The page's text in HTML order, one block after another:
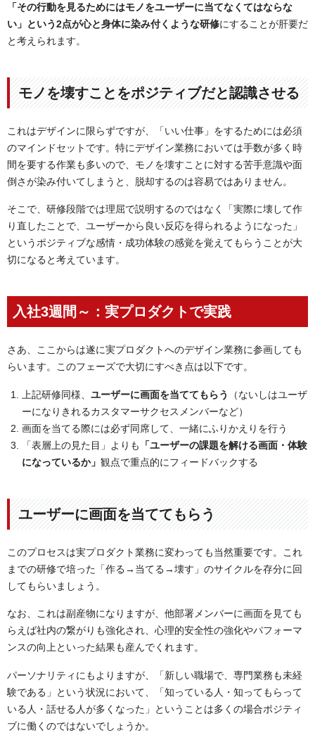
「その行動を見るためにはモノをユーザーに当てなくてはならな
い」という2点が心と身体に染み付くような研修にすることが肝要だ
と考えられます。
モノを壊すことをポジティブだと認識させる
これはデザインに限らずですが、「いい仕事」をするためには必須
のマインドセットです。特にデザイン業務においては手数が多く時
間を要する作業も多いので、モノを壊すことに対する苦手意識や面
倒さが染み付いてしまうと、脱却するのは容易ではありません。
そこで、研修段階では理屈で説明するのではなく「実際に壊して作
り直したことで、ユーザーから良い反応を得られるようになった」
というポジティブな感情・成功体験の感覚を覚えてもらうことが大
切になると考えています。
入社3週間～：実プロダクトで実践
さあ、ここからは遂に実プロダクトへのデザイン業務に参画しても
らいます。このフェーズで大切にすべき点は以下です。
上記研修同様、 ユーザーに画面を当ててもらう
（ないしはユーザ
ーになりきれるカスタマーサクセスメンバーなど）
画面を当てる際には必ず同席して、一緒にふりかえりを行う
「表層上の見た目」よりも
「ユーザーの課題を解ける画面・体験
になっているか」 観点で重点的にフィードバックする
ユーザーに画面を当ててもらう
このプロセスは実プロダクト業務に変わっても当然重要です。これ
までの研修で培った「作る→当てる→壊す」のサイクルを存分に回
してもらいましょう。
なお、これは副産物になりますが、他部署メンバーに画面を見ても
らえば社内の繋がりも強化され、心理的安全性の強化やパフォーマ
ンスの向上といった結果も産んでくれます。
パーソナリティにもよりますが、「新しい職場で、専門業務も未経
験である」という状況において、「知っている人・知ってもらって
いる人・話せる人が多くなった」ということは多くの場合ポジティ
ブに働くのではないでしょうか。